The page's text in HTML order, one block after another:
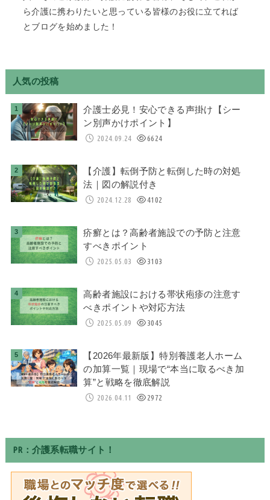
ら介護に携わりたいと思っている皆様のお役に立てれば
とブログを始めました！
人気の投稿
介護士必見！安心できる声掛け【シー
ン別声かけポイント】
2024.09.24 6624
【介護】転倒予防と転倒した時の対処
法｜図の解説付き
2024.12.28 4102
疥癬とは？高齢者施設での予防と注意
すべきポイント
2025.05.03 3103
高齢者施設における帯状疱疹の注意す
べきポイントや対応方法
2025.05.09 3045
【2026年最新版】特別養護老人ホーム
の加算一覧｜現場で“本当に取るべき加
算”と戦略を徹底解説
2026.04.11 2972
PR：介護系転職サイト！